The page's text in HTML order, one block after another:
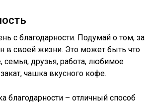
с благодарности. Подумай о том, за
в своей жизни. Это может быть что
семья, друзья, работа, любимое
чашка вкусного кофе.
благодарности – отличный способ